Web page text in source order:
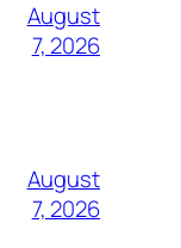
August
7, 2026
August
7, 2026